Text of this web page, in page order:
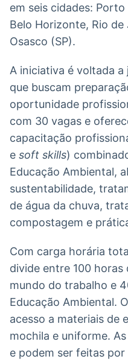
em seis cidades:
Belo Horizonte, Rio de
Osasco (SP).
A iniciativa é voltada
que buscam
oportunidade
com 30 vagas e
capacitação
e soft skills)
Educação Ambiental,
sustentabilidade,
de água da chuva,
compostagem e
Com carga horária
divide entre 100
mundo do trabalho e
Educação Ambiental.
acesso a materiais de
mochila e uniforme.
e podem ser feitas por